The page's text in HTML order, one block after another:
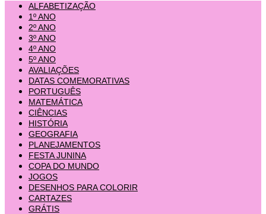
ALFABETIZAÇÃO
1º ANO
2º ANO
3º ANO
4º ANO
5º ANO
AVALIAÇÕES
DATAS COMEMORATIVAS
PORTUGUÊS
MATEMÁTICA
CIÊNCIAS
HISTÓRIA
GEOGRAFIA
PLANEJAMENTOS
FESTA JUNINA
COPA DO MUNDO
JOGOS
DESENHOS PARA COLORIR
CARTAZES
GRÁTIS